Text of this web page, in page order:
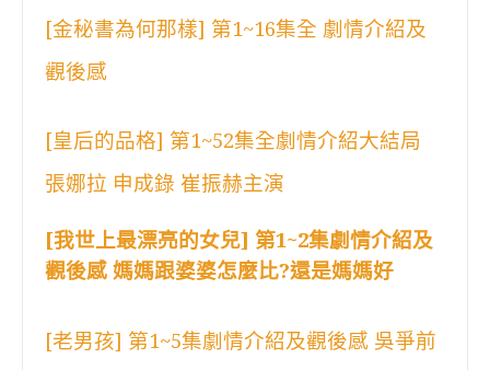
[金秘書為何那樣] 第1~16集全 劇情介紹及
觀後感
[皇后的品格] 第1~52集全劇情介紹大結局
張娜拉 申成錄 崔振赫主演
[我世上最漂亮的女兒] 第1~2集劇情介紹及
觀後感 媽媽跟婆婆怎麼比?還是媽媽好
[老男孩] 第1~5集劇情介紹及觀後感 吳爭前